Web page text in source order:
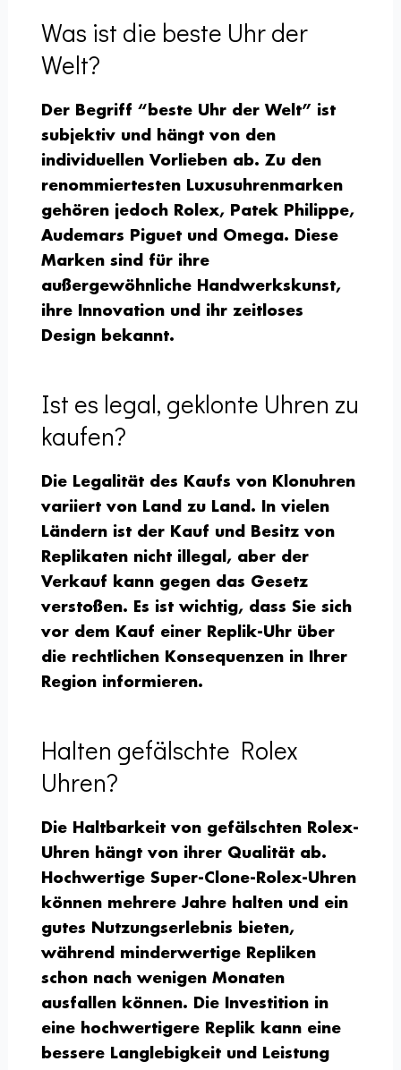
Was ist die beste Uhr der
Welt?
Der Begriff “beste Uhr der Welt” ist
subjektiv und hängt von den
individuellen Vorlieben ab. Zu den
renommiertesten Luxusuhrenmarken
gehören jedoch Rolex, Patek Philippe,
Audemars Piguet und Omega. Diese
Marken sind für ihre
außergewöhnliche Handwerkskunst,
ihre Innovation und ihr zeitloses
Design bekannt.
Ist es legal, geklonte Uhren zu
kaufen?
Die Legalität des Kaufs von Klonuhren
variiert von Land zu Land. In vielen
Ländern ist der Kauf und Besitz von
Replikaten nicht illegal, aber der
Verkauf kann gegen das Gesetz
verstoßen. Es ist wichtig, dass Sie sich
vor dem Kauf einer Replik-Uhr über
die rechtlichen Konsequenzen in Ihrer
Region informieren.
Halten gefälschte Rolex
Uhren?
Die Haltbarkeit von gefälschten Rolex-
Uhren hängt von ihrer Qualität ab.
Hochwertige Super-Clone-Rolex-Uhren
können mehrere Jahre halten und ein
gutes Nutzungserlebnis bieten,
während minderwertige Repliken
schon nach wenigen Monaten
ausfallen können. Die Investition in
eine hochwertigere Replik kann eine
bessere Langlebigkeit und Leistung